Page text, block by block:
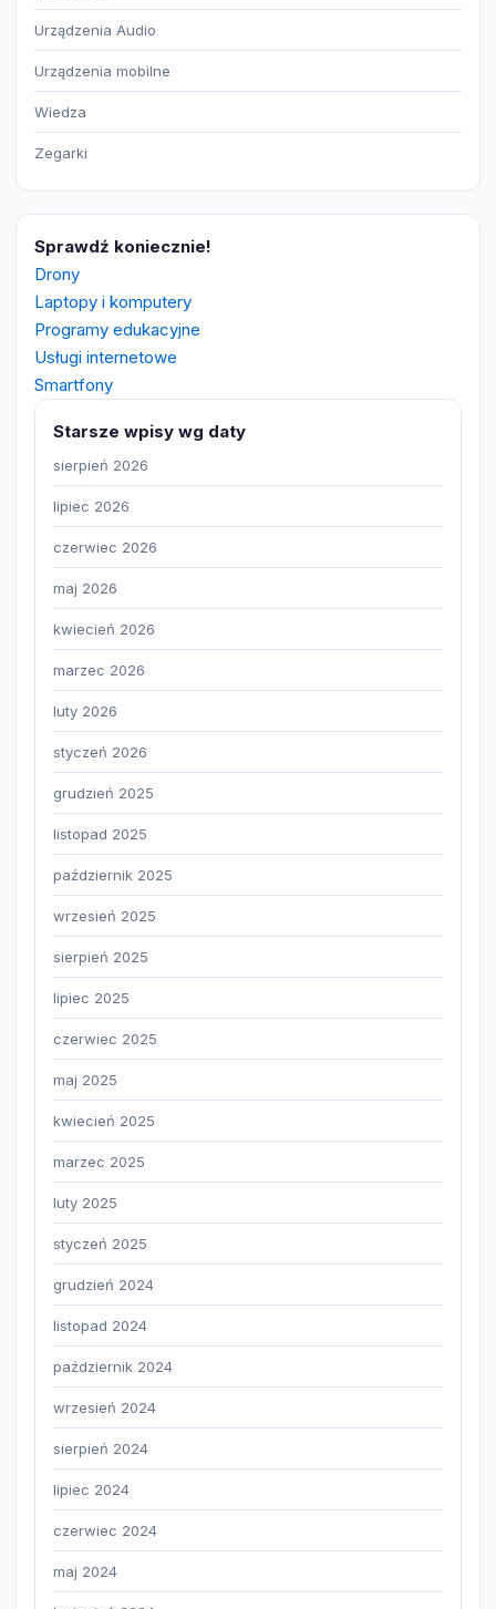
Urządzenia Audio
Urządzenia mobilne
Wiedza
Zegarki
Sprawdź koniecznie!
Drony
Laptopy i komputery
Programy edukacyjne
Usługi internetowe
Smartfony
Starsze wpisy wg daty
sierpień 2026
lipiec 2026
czerwiec 2026
maj 2026
kwiecień 2026
marzec 2026
luty 2026
styczeń 2026
grudzień 2025
listopad 2025
październik 2025
wrzesień 2025
sierpień 2025
lipiec 2025
czerwiec 2025
maj 2025
kwiecień 2025
marzec 2025
luty 2025
styczeń 2025
grudzień 2024
listopad 2024
październik 2024
wrzesień 2024
sierpień 2024
lipiec 2024
czerwiec 2024
maj 2024